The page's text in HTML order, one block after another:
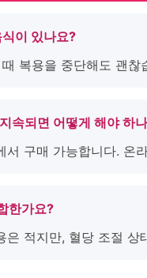
이 있나요?
복용을 중단해도 괜
속되면 어떻게 해야 하
구매 가능합니다. 온
한가요?
은 적지만, 혈당 조절